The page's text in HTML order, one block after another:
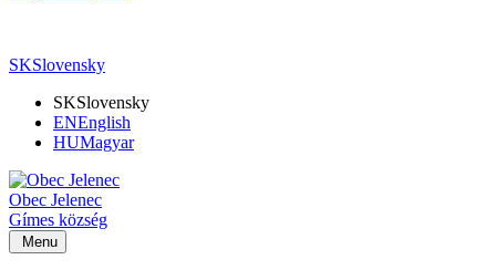
SKSlovensky
SKSlovensky
ENEnglish
HUMagyar
Obec Jelenec
Gímes község
Menu